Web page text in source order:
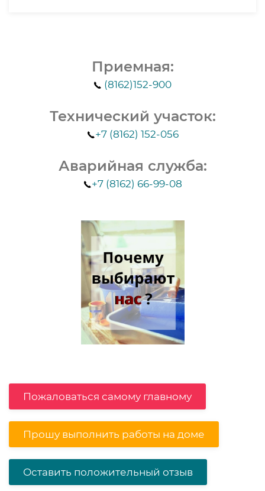
Приемная:
(8162)152-900
Технический участок:
+7 (8162) 152-056
Аварийная служба:
+7 (8162) 66-99-08
Пожаловаться самому главному
Прошу выполнить работы на доме
Оставить положительный отзыв